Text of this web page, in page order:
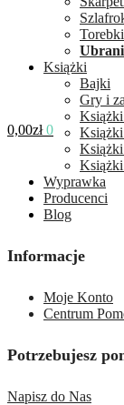
0,00zł 0
Torebki
Książki
Bajki
Gry i
Książki
Wyprawka
Producenci
Blog
Informacje
Moje Konto
Centrum
Potrzebujesz
Napisz do Nas